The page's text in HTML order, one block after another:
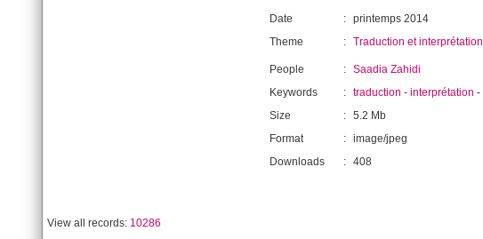
Date : printemps 2014
Theme
: Traduction et interprétation
People : Saadia Zahidi
Keywords
: traduction - interprétation -
Size
: 5.2 Mb
Format
: image/jpeg
Downloads
: 408
View all records: 10286